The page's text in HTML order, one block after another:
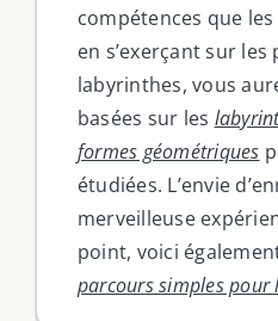
compétences que
en s’exerçant sur
labyrinthes, vous
basées sur les
formes géométriques
étudiées. L’envie
merveilleuse
point, voici
parcours simples pour